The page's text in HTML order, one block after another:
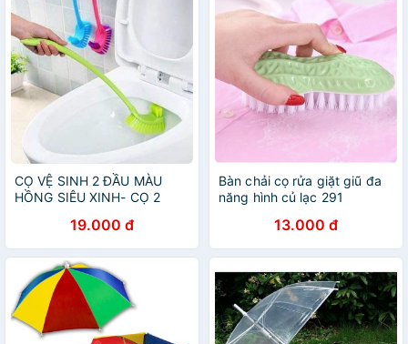
CỌ VỆ SINH 2 ĐẦU MÀU
HỒNG SIÊU XINH- CỌ 2
KHE NGÓC NGÁCH CỦA
NHÀ VỆ SINH
19.000 đ
Bàn chải cọ rửa giặt giũ đa
năng hình củ lạc 291
13.000 đ